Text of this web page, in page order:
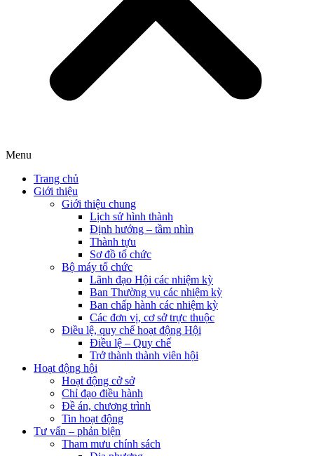
Menu
Trang chủ
Giới thiệu
Giới thiệu chung
Lịch sử hình thành
Định hướng – tầm nhìn
Thành tựu
Sơ đồ tổ chức
Bộ máy tổ chức
Lãnh đạo Hội các nhiệm kỳ
Ban Thường vụ các nhiệm kỳ
Ban chấp hành các nhiệm kỳ
Các đơn vị, cơ sở trực thuộc
Điều lệ, quy chế hoạt động Hội
Điều lệ – Quy chế
Trở thành thành viên hội
Hoạt động hội
Hoạt động cở sở
Chỉ đạo điều hành
Đề án, chương trình
Tin hoạt động
Tư vấn – phản biện
Tham mưu chính sách